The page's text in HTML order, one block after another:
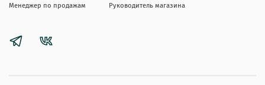
Менеджер по продажам Руководитель магазина